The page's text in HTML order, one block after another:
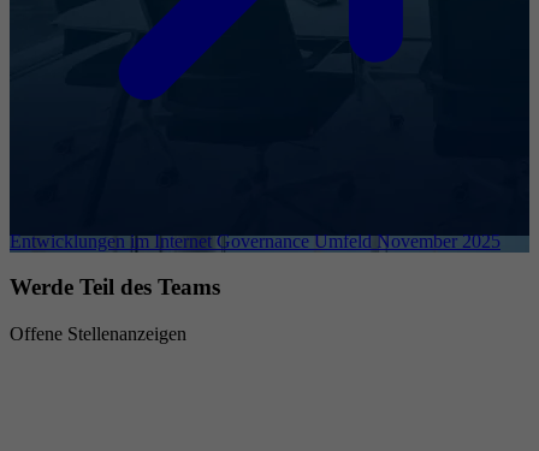
Entwicklungen im Internet Governance Umfeld November 2025
Werde Teil des Teams
Offene Stellenanzeigen